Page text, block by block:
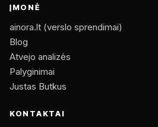
ĮMONĖ
ainora.lt (verslo sprendimai)
Blog
Atvejo analizės
Palyginimai
Justas Butkus
KONTAKTAI